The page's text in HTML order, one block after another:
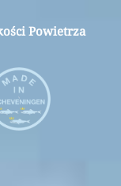
Powietrza